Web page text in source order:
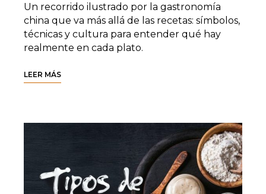
Un recorrido ilustrado por la gastronomía
china que va más allá de las recetas: símbolos,
técnicas y cultura para entender qué hay
realmente en cada plato.
LEER MÁS